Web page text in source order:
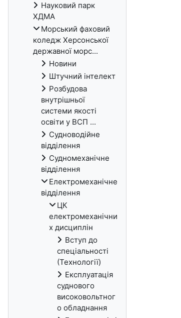
Науковий парк
ХДМА
Морський фаховий
коледж Херсонської
державної морс...
Новини
Штучний інтелект
Розбудова
внутрішньої
системи якості
освіти у ВСП ...
Судноводійне
відділення
Судномеханічне
відділення
Електромеханічне
відділення
ЦК
електромеханічни
х дисциплін
Вступ до
спеціальності
(Технології)
Експлуатація
суднового
високовольтног
о обладнання